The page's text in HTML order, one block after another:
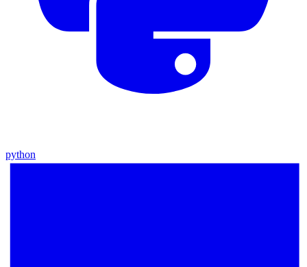
python